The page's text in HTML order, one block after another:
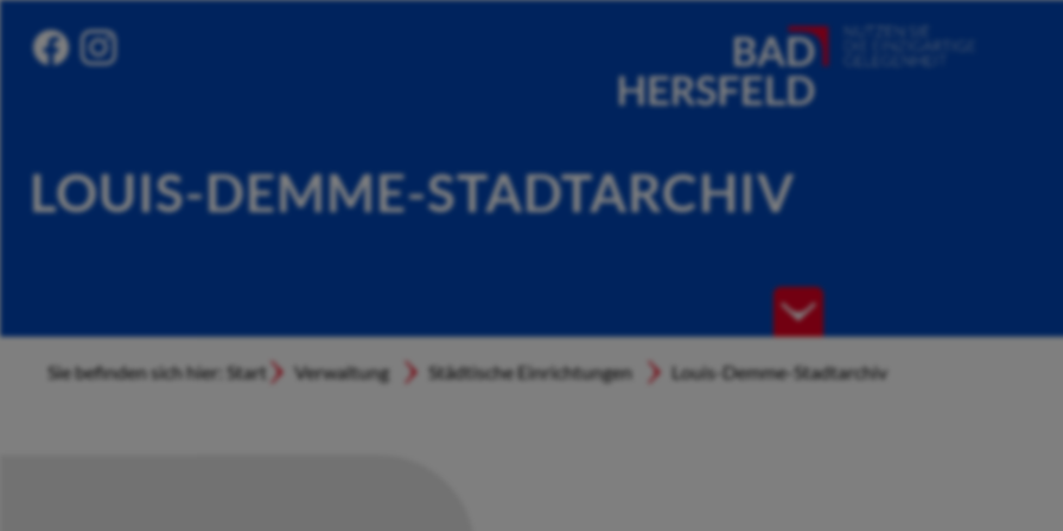
LOUIS-DEMME-STADTARCHIV
Sie befinden sich hier: Start Verwaltung Städtische Einrichtungen Louis-Demme-Stadtarchiv